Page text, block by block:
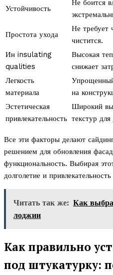
Устойчивость
Не боится
Простота ухода
Не требует
чистится.
Ин insulating
qualities
Высокая
снижает
Легкость
материала
на
Эстетическая
привлекательность
Широкий
текстур для
Все эти факторы делают
решением для обновления
функциональность. Выбирая
долголетие и
Читать так же: Как
лоджии
Как правильно
под штукатурку: